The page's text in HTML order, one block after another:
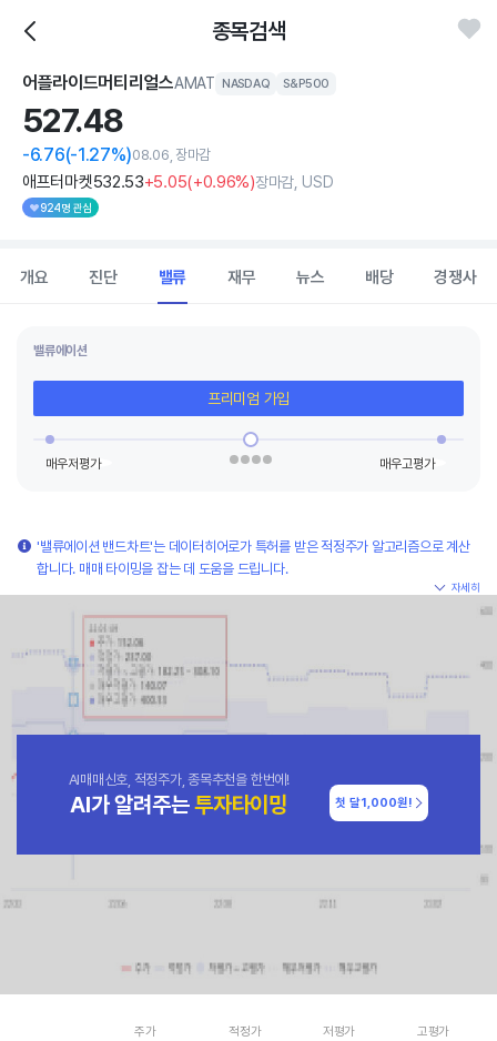
종목검색
어플라이드머티리얼스AMAT NASDAQ S&P500
527.48
-6.76(-1.27%)08.06, 장마감
애프터마켓532.53+5.05(+0.96%)장마감, USD
924명 관심
개요 진단 밸류 재무 뉴스 배당 경쟁사
밸류에이션
프리미엄 가입
'밸류에이션 밴드차트'는 데이터히어로가 특허를 받은 적정주가 알고리즘으로 계산
합니다. 매매 타이밍을 잡는 데 도움을 드립니다.
자세히
AI매매신호, 적정주가, 종목추천을 한번에!
AI가 알려주는투자타이밍 첫 달1,000원!
주가 적정가 저평가 고평가